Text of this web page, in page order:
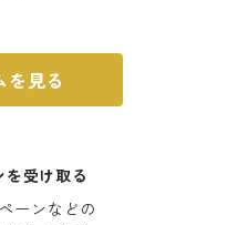
を見る
を受け取る
ーンなどの